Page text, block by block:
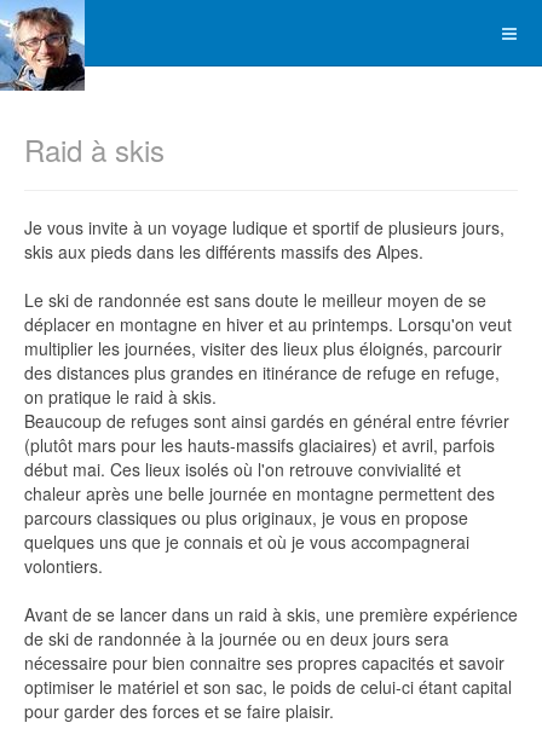
Raid à skis
Je vous invite à un voyage ludique et sportif de plusieurs jours,
skis aux pieds dans les différents massifs des Alpes.
Le ski de randonnée est sans doute le meilleur moyen de se
déplacer en montagne en hiver et au printemps. Lorsqu'on veut
multiplier les journées, visiter des lieux plus éloignés, parcourir
des distances plus grandes en itinérance de refuge en refuge,
on pratique le raid à skis.
Beaucoup de refuges sont ainsi gardés en général entre février
(plutôt mars pour les hauts-massifs glaciaires) et avril, parfois
début mai. Ces lieux isolés où l'on retrouve convivialité et
chaleur après une belle journée en montagne permettent des
parcours classiques ou plus originaux, je vous en propose
quelques uns que je connais et où je vous accompagnerai
volontiers.
Avant de se lancer dans un raid à skis, une première expérience
de ski de randonnée à la journée ou en deux jours sera
nécessaire pour bien connaitre ses propres capacités et savoir
optimiser le matériel et son sac, le poids de celui-ci étant capital
pour garder des forces et se faire plaisir.